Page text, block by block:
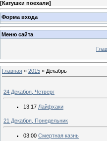
[Катушки поехали]
Форма входа
Меню сайта
Главная » 2015 » Декабрь
24 Декабря, Четверг
13:17 Лайфхаки
21 Декабря, Понедельник
03:00 Смертная казнь